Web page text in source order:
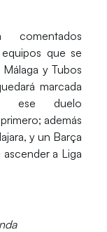
que se
yTubos
marcada
ese duelo
además
, y un Barça
a Liga